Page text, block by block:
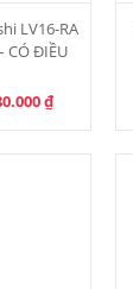
LV16-RA
CÓ ĐIỀU
₫Current
price